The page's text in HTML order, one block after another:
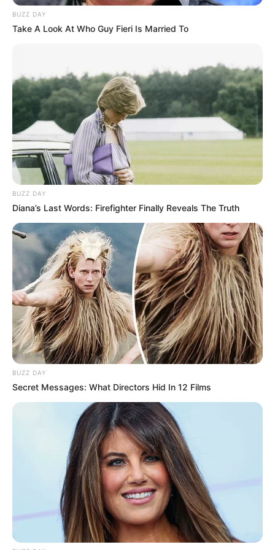
www.adfc.deschauen.
Puzzle Himmelfahrt
Die schönsten Naturattraktionen in Deutschland:
Naturattraktionengehören
Schluchten,Berge,Heidelandschaften
Wattenmeer an der Nordsee
Rock-, Pop- und Jazzveranstaltungen in
Deutschland:
BUZZ DAY
Take A Look At Who Guy Fieri Is Married To
BUZZ DAY
Diana’s Last Words: Firefighter Finally Reveals The Truth
BUZZ DAY
Secret Messages: What Directors Hid In 12 Films